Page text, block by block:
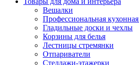
Вешалки
Профессиональная
Гладильные доски и чехлы
Корзины для белья
Лестницы стремянки
Отпариватели
Стеллажи-этажерки